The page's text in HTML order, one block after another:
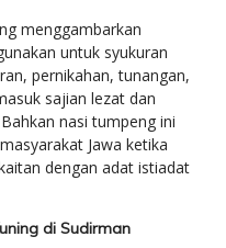
menggambarkan
untuk syukuran
pernikahan, tunangan,
sajian lezat dan
nasi tumpeng ini
Jawa ketika
dengan adat istiadat
di Sudirman